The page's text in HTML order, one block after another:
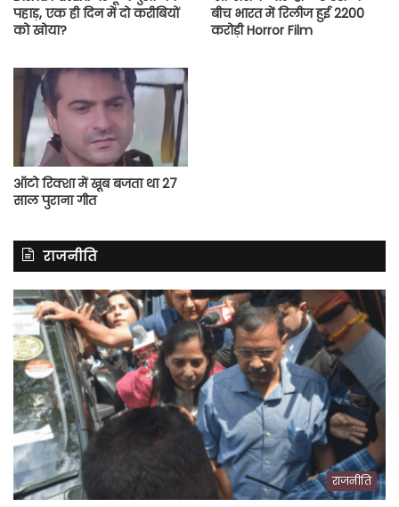
पहाड़, एक ही दिन में दो करीबियों
को खोया?
बीच भारत में रिलीज हुई 2200
करोड़ी Horror Film
ऑटो रिक्शा में खूब बजता था 27
साल पुराना गीत
राजनीति
राजनीति